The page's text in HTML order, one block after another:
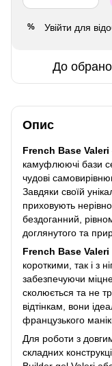
% Увійти для
До
Опис
French Base Valeri
камуфлюючі бази
чудові
Завдяки своїй
приховують
бездоганний,
доглянутого та
French Base Valeri
короткими, так і з
забезпечуючи
сколюється та не
відтінкам, вони
французького
Для роботи з
складних